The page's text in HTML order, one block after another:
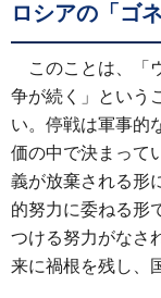
ロシアの「ゴ
このことは、「
争が続く」という
い。停戦は軍事的
価の中で決まって
義が放棄される形
的努力に委ねる形
つける努力がなさ
来に禍根を残し、